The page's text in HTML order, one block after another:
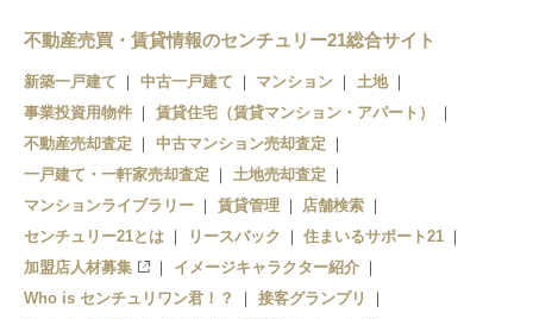
湘南台
不動産売買・賃貸情報のセンチュリー21総合サイト
新築一戸建て 中古一戸建て マンション
土地
事業投資用物件
賃貸住宅（賃貸マンション・アパート）
不動産売却査定
中古マンション売却査定
一戸建て・一軒家売却査定
土地売却査定
マンションライブラリー
賃貸管理
店舗検索
センチュリー21とは
リースバック
住まいるサポート21
加盟店人材募集
イメージキャラクター紹介
Who is センチュリワン君！？
接客グランプリ